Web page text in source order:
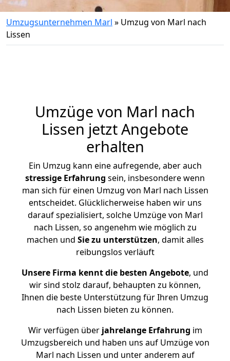
Umzugsunternehmen Marl » Umzug von Marl nach
Lissen
Umzüge von Marl nach
Lissen jetzt Angebote
erhalten
Ein Umzug kann eine aufregende, aber auch
stressige Erfahrung sein, insbesondere wenn
man sich für einen Umzug von Marl nach Lissen
entscheidet. Glücklicherweise haben wir uns
darauf spezialisiert, solche Umzüge von Marl
nach Lissen, so angenehm wie möglich zu
machen und Sie zu unterstützen, damit alles
reibungslos verläuft
Unsere Firma kennt die besten Angebote, und
wir sind stolz darauf, behaupten zu können,
Ihnen die beste Unterstützung für Ihren Umzug
nach Lissen bieten zu können.
Wir verfügen überjahrelange Erfahrung im
Umzugsbereich und haben uns auf Umzüge von
Marl nach Lissen und unter anderem auf